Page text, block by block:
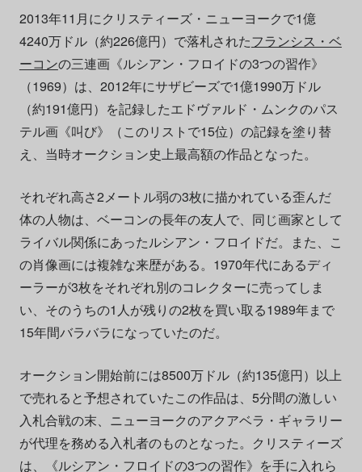
2013年11月にクリスティーズ・ニューヨークで1億
4240万ドル（約226億円）で落札されたフランシス・ベ
ーコンの三連画《ルシアン・フロイドの3つの習作》
（1969）は、2012年にサザビーズで1億1990万ドル
（約191億円）を記録したエドヴァルド・ムンクのパス
テル画《叫び》（このリストで15位）の記録を塗り替
え、当時オークション史上最高額の作品となった。
それぞれ高さ2メートル弱の3枚に描かれている歪んだ
体の人物は、ベーコンの長年の友人で、同じ画家として
ライバル関係にあったルシアン・フロイドだ。また、こ
の肖像画には複雑な来歴がある。1970年代にあるディ
ーラーが3枚をそれぞれ別のコレクターに売ってしま
い、そのうちの1人が残りの2枚を買い取る1989年まで
15年間バラバラになっていたのだ。
オークション開始前には8500万ドル（約135億円）以上
で売れると予想されていたこの作品は、5分間の激しい
入札合戦の末、ニューヨークのアクアベラ・ギャラリー
が代理を務める入札者のものとなった。クリスティーズ
は、《ルシアン・フロイドの3つの習作》を手に入れら